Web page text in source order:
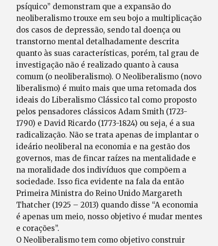
psíquico” demonstram que a expansão do
neoliberalismo trouxe em seu bojo a multiplicação
dos casos de depressão, sendo tal doença ou
transtorno mental detalhadamente descrita
quanto às suas características, porém, tal grau de
investigação não é realizado quanto à causa
comum (o neoliberalismo). O Neoliberalismo (novo
liberalismo) é muito mais que uma retomada dos
ideais do Liberalismo Clássico tal como proposto
pelos pensadores clássicos Adam Smith (1723-
1790) e David Ricardo (1773-1824) ou seja, é a sua
radicalização. Não se trata apenas de implantar o
ideário neoliberal na economia e na gestão dos
governos, mas de fincar raízes na mentalidade e
na moralidade dos indivíduos que compõem a
sociedade. Isso fica evidente na fala da então
Primeira Ministra do Reino Unido Margareth
Thatcher (1925 – 2013) quando disse “A economia
é apenas um meio, nosso objetivo é mudar mentes
e corações”.
O Neoliberalismo tem como objetivo construir